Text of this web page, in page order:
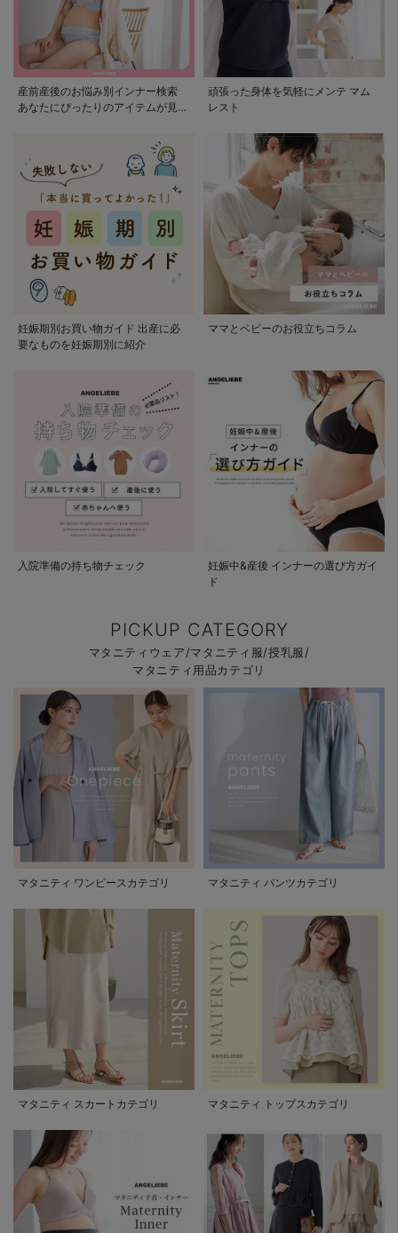
産前産後のお悩み別インナー検索
あなたにぴったりのアイテムが見つ
頑張った身体を気軽にメンテ マム
レスト
妊娠期別お買い物ガイド 出産に必
要なものを妊娠期別に紹介
ママとベビーのお役立ちコラム
入院準備の持ち物チェック
妊娠中&産後 インナーの選び方ガイ
ド
PICKUP CATEGORY
マタニティウェア/マタニティ服/授乳服/
マタニティ用品カテゴリ
マタニティ ワンピースカテゴリ マタニティ パンツカテゴリ
マタニティ スカートカテゴリ マタニティ トップスカテゴリ